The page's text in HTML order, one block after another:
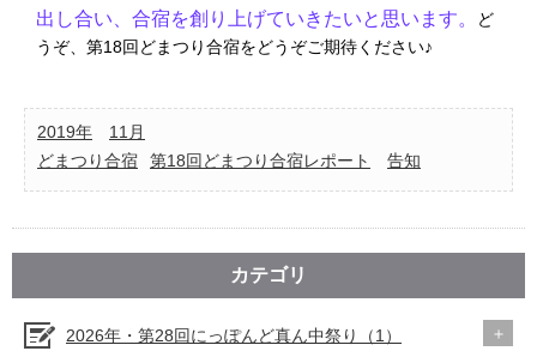
出し合い、合宿を創り上げていきたいと思います。
ど
うぞ、第18回どまつり合宿をどうぞご期待ください♪
2019年
11月
どまつり合宿
第18回どまつり合宿レポート 告知
カテゴリ
2026年・第28回にっぽんど真ん中祭り（1）